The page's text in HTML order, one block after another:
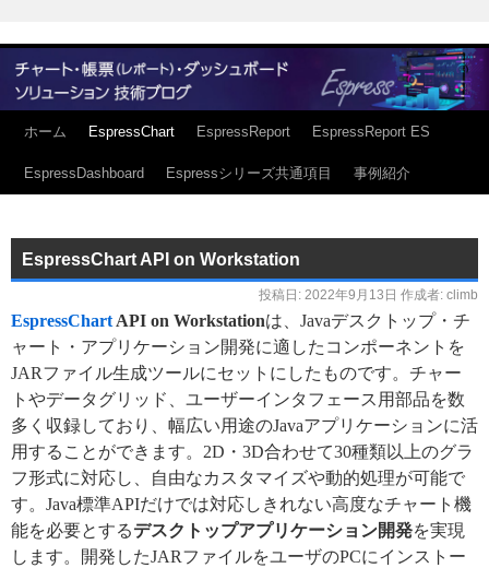
ホーム EspressChart EspressReport EspressReport ES
EspressDashboard Espressシリーズ共通項目 事例紹介
EspressChart API on Workstation
投稿日: 2022年9月13日 作成者: climb
EspressChart API on Workstationは、Javaデスクトップ・チ
ャート・アプリケーション開発に適したコンポーネントを
JARファイル生成ツールにセットにしたものです。チャー
トやデータグリッド、ユーザーインタフェース用部品を数
多く収録しており、幅広い用途のJavaアプリケーションに活
用することができます。2D・3D合わせて30種類以上のグラ
フ形式に対応し、自由なカスタマイズや動的処理が可能で
す。Java標準APIだけでは対応しきれない高度なチャート機
能を必要とするデスクトップアプリケーション開発を実現
します。開発したJARファイルをユーザのPCにインストー